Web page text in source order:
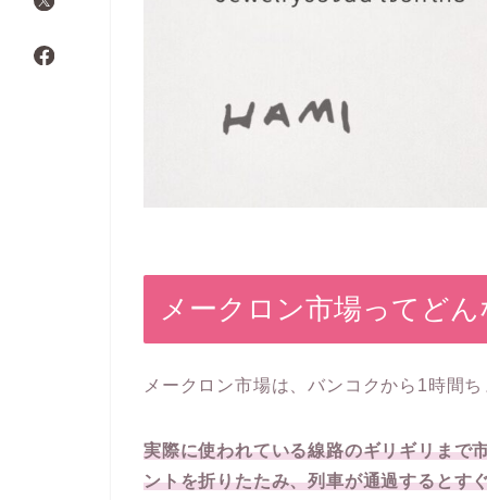
メークロン市場ってど
メークロン市場は、バンコクから1時間
実際に使われている線路のギリギリまで
ントを折りたたみ、列車が通過するとす